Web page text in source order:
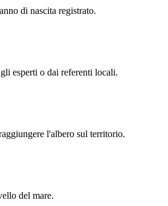
di nascita registrato.
esperti o dai referenti locali.
l'albero sul territorio.
del mare.